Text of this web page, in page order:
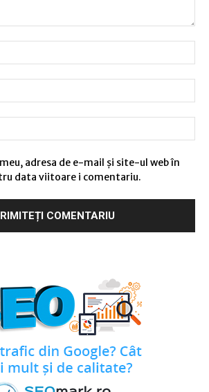
adresa de e-mail și site-ul web în
data viitoare i comentariu.